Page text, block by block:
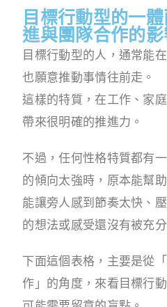
目標行動型的一
進與團隊合作的
目標行動型的人，通常能
也願意推動事情往前走。
這樣的特質，在工作、家
帶來很明確的推進力。
不過，任何性格特質都有
的傾向太強時，原本能幫
能讓旁人感到節奏太快、
的想法或感受還沒有被充分
下面這個表格，主要是從
作」的角度，來看目標行